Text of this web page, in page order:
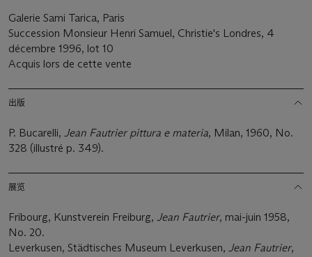
Galerie Sami Tarica, Paris
Succession Monsieur Henri Samuel, Christie's Londres, 4
décembre 1996, lot 10
Acquis lors de cette vente
出版
P. Bucarelli, Jean Fautrier pittura e materia, Milan, 1960, No.
328 (illustré p. 349).
展览
Fribourg, Kunstverein Freiburg, Jean Fautrier, mai-juin 1958,
No. 20.
Leverkusen, Städtisches Museum Leverkusen, Jean Fautrier,